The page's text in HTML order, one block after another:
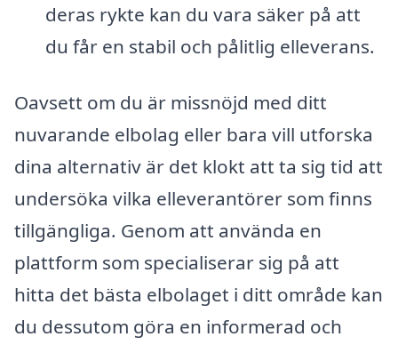
deras rykte kan du vara säker på att
du får en stabil och pålitlig elleverans.
Oavsett om du är missnöjd med ditt
nuvarande elbolag eller bara vill utforska
dina alternativ är det klokt att ta sig tid att
undersöka vilka elleverantörer som finns
tillgängliga. Genom att använda en
plattform som specialiserar sig på att
hitta det bästa elbolaget i ditt område kan
du dessutom göra en informerad och